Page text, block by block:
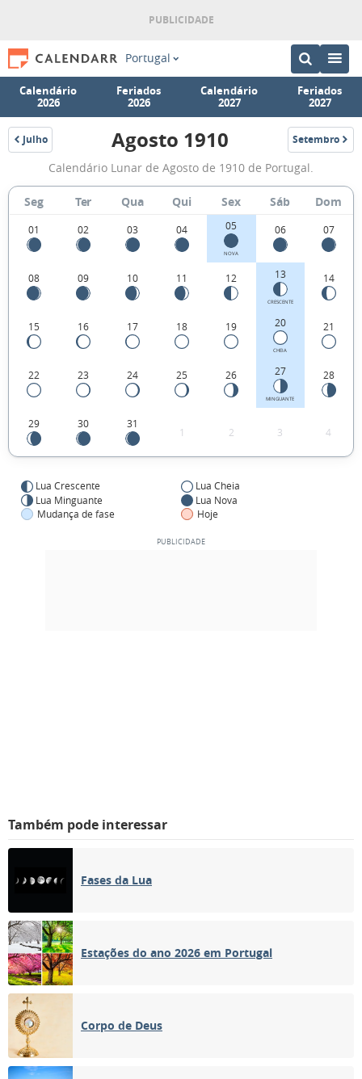
Portugal
Calendário
2026
Feriados
2026
Calendário
2027
Feriados
2027
Julho
1910
Fases
da
Lua
de
Agosto
1910
Agosto 1910 Setembro
1910
Calendário Lunar de Agosto de 1910 de Portugal.
Seg Ter Qua Qui Sex Sáb Dom
01 02 03 04 05
NOVA
06 07
08 09 10 11 12 13
CRESCENTE
14
15 16 17 18 19 20
CHEIA
21
22 23 24 25 26 27
MINGUANTE
28
29 30 31
1 2 3 4
Lua Crescente
Lua Cheia
Lua Minguante
Lua Nova
Mudança de fase
Hoje
Também pode interessar
Fases da Lua
Estações do ano 2026 em Portugal
Corpo de Deus